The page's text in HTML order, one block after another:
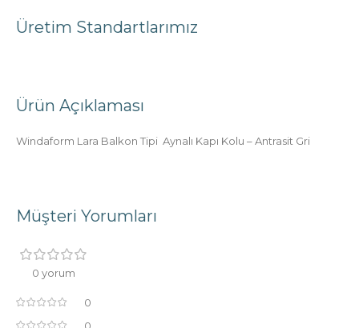
Ürün Açıklaması
Windaform Lara Balkon Tipi Aynalı Kapı Kolu – Antrasit Gri
Üretim Standartlarımız
Müşteri Yorumları
0 yorum
0